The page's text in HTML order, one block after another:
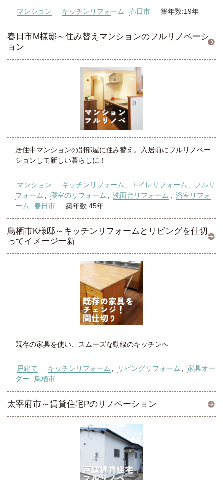
マンション キッチンリフォーム 春日市 築年数:19年
春日市M様邸～住み替えマンションのフルリノベーシ
ョン
居住中マンションの別部屋に住み替え。入居前にフルリノベー
ションして新しい暮らしに！
マンション キッチンリフォーム トイレリフォーム
フルリ
フォーム
寝室のリフォーム 洗面台リフォーム
浴室リフォ
ーム
春日市 築年数:45年
鳥栖市K様邸～キッチンリフォームとリビングを仕切
ってイメージ一新
既存の家具を使い、スムーズな動線のキッチンへ
戸建て キッチンリフォーム リビングリフォーム
家具オー
ダー
鳥栖市
太宰府市～賃貸住宅Pのリノベーション